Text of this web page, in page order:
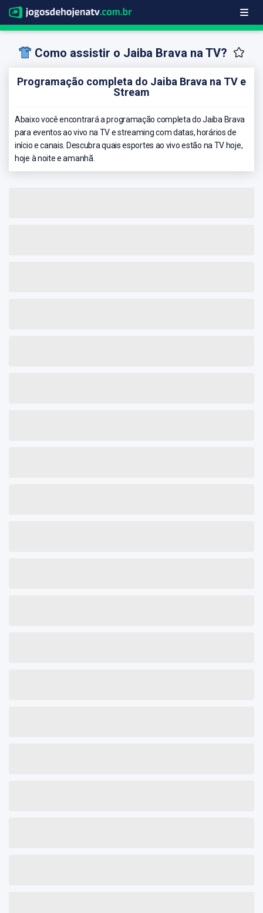
Como assistir o Jaiba Brava na TV?
Programação completa do Jaiba Brava na TV e
Stream
Abaixo você encontrará a programação completa do Jaiba Brava
para eventos ao vivo na TV e streaming com datas, horários de
início e canais. Descubra quais esportes ao vivo estão na TV hoje,
hoje à noite e amanhã.